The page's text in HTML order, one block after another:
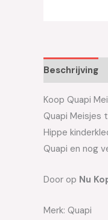
Beschrijving
Koop Quapi
Quapi Meisjes
Hippe
Quapi en nog
Door op Nu
Merk: Quapi